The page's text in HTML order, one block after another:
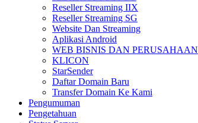
Reseller Streaming IIX
Reseller Streaming SG
Website Dan Streaming
Aplikasi Android
WEB BISNIS DAN PERUSAHAAN
KLICON
StarSender
Daftar Domain Baru
Transfer Domain Ke Kami
Pengumuman
Pengetahuan